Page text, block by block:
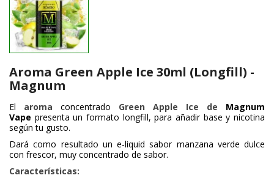
Aroma Green Apple Ice 30ml (Longfill) -
Magnum
El aroma concentrado Green Apple Ice de Magnum
Vape presenta un formato longfill, para añadir base y nicotina
según tu gusto.
Dará como resultado un e-liquid sabor manzana verde dulce
con frescor, muy concentrado de sabor.
Características: